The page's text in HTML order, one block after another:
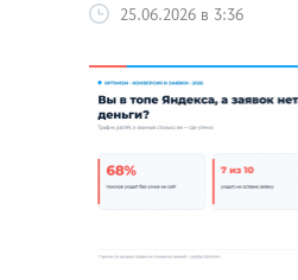
25.06.2026 в 3:36